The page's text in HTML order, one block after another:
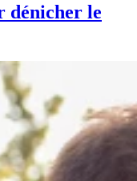
dénicher le